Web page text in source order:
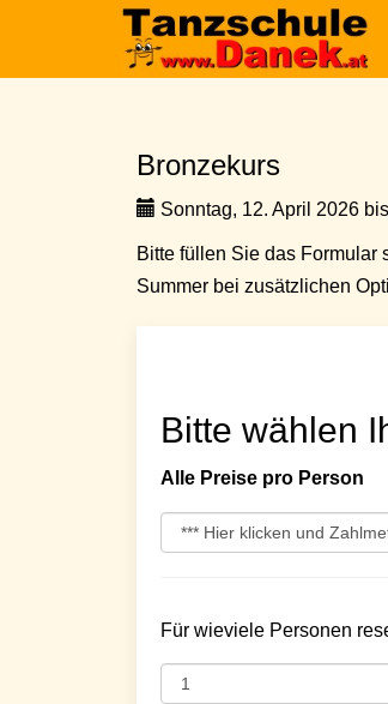
Bronzekurs
Sonntag, 12. April 2026
Bitte füllen Sie das Formular
Summer bei zusätzlichen
Bitte wählen
Alle Preise pro Person
Für wieviele Personen